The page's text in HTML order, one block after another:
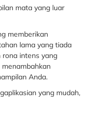
mata yang luar
memberikan
lama yang tiada
rona intens yang
Anda.
yang mudah,